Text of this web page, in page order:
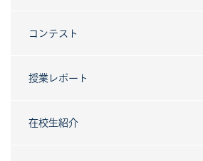
コンテスト
授業レポート
在校生紹介